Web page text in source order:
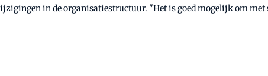
in de organisatiestructuur. "Het is goed mogelijk om